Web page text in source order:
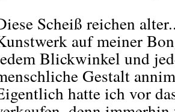
Scheiß reichen
auf meiner
Blickwinkel und
Gestalt
hatte ich vor